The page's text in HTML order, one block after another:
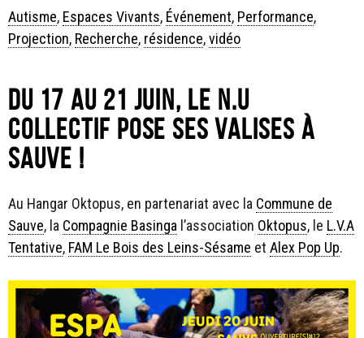
Catégories
Autisme, Espaces Vivants, Événement, Performance,
Projection, Recherche, résidence,vidéo
Du 17 au 21 juin, le N.U
COLLECTIF pose ses valises à
Sauve !
Au Hangar Oktopus, en partenariat avec la Commune de
Sauve, la Compagnie Basinga l’association Oktopus, le L.V.A
Tentative, FAM Le Bois des Leins-Sésame et Alex Pop Up.